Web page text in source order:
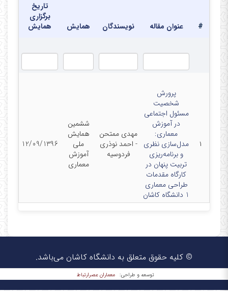
# عنوان مقاله نویسندگان همایش
تاریخ
برگزاری
همایش
۱
پرورش
شخصیت
مسئول اجتماعی
در آموزش
معماری:
مدل‌سازی نظری
و برنامه‌ریزی
تربیت پنهان در
کارگاه مقدمات
طراحی معماری
1 دانشگاه کاشان
مهدی ممتحن
- احمد نوذری
فردوسیه
ششمین
همایش
ملی
آموزش
معماری
12/09/1396
© کلیه حقوق متعلق به دانشگاه کاشان می‌باشد.
توسعه و طراحی: معماران عصر‌ارتباط